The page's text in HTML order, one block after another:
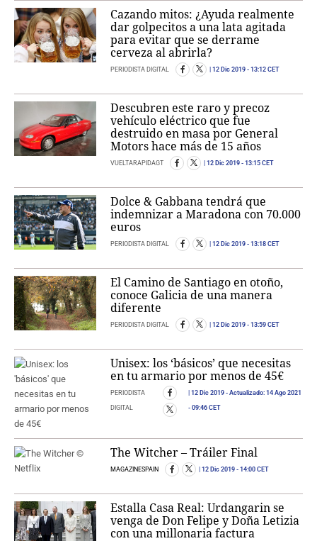
Cazando mitos: ¿Ayuda realmente
dar golpecitos a una lata agitada
para evitar que se derrame
cerveza al abrirla?
PERIODISTA DIGITAL 12 Dic 2019 - 13:12 CET
Descubren este raro y precoz
vehículo eléctrico que fue
destruido en masa por General
Motors hace más de 15 años
VUELTARAPIDAGT 12 Dic 2019 - 13:15 CET
Dolce & Gabbana tendrá que
indemnizar a Maradona con 70.000
euros
PERIODISTA DIGITAL 12 Dic 2019 - 13:18 CET
El Camino de Santiago en otoño,
conoce Galicia de una manera
diferente
PERIODISTA DIGITAL 12 Dic 2019 - 13:59 CET
Unisex: los ‘básicos’ que necesitas
en tu armario por menos de 45€
PERIODISTA
DIGITAL
12 Dic 2019 - Actualizado: 14 Ago 2021
- 09:46 CET
The Witcher – Tráiler Final
MAGAZINESPAIN 12 Dic 2019 - 14:00 CET
Estalla Casa Real: Urdangarin se
venga de Don Felipe y Doña Letizia
con una millonaria factura